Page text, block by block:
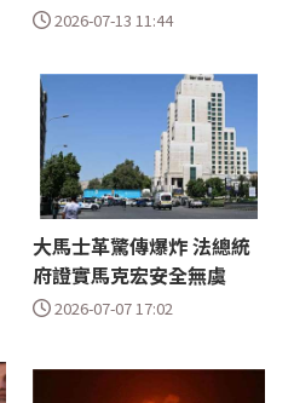
2026-07-13 11:44
大馬士革驚傳爆炸 法總統
府證實馬克宏安全無虞
2026-07-07 17:02